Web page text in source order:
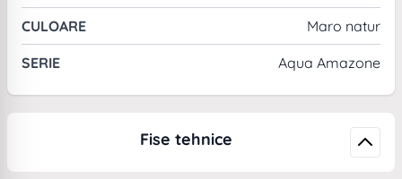
CULOARE Maro natur
SERIE Aqua Amazone
Fise tehnice